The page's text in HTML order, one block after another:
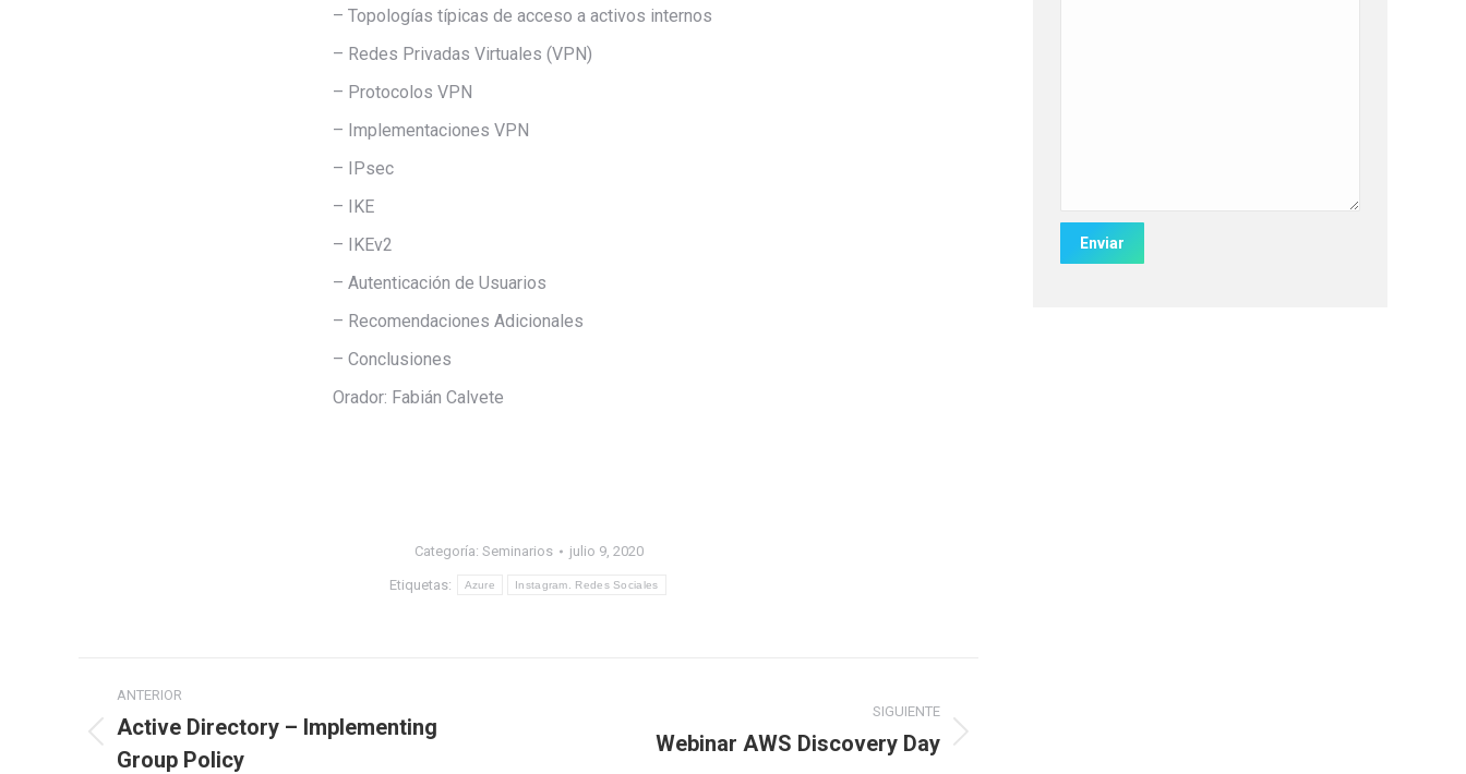
– Topologías típicas de acceso a activos internos
– Redes Privadas Virtuales (VPN)
– Protocolos VPN
– Implementaciones VPN
– IPsec
– IKE
– IKEv2
– Autenticación de Usuarios
– Recomendaciones Adicionales
– Conclusiones
Orador: Fabián Calvete
Categoría: Seminarios julio 9, 2020
Etiquetas: Azure Instagram. Redes Sociales
ANTERIOR
Active Directory – Implementing
Group Policy
SIGUIENTE
Webinar AWS Discovery Day